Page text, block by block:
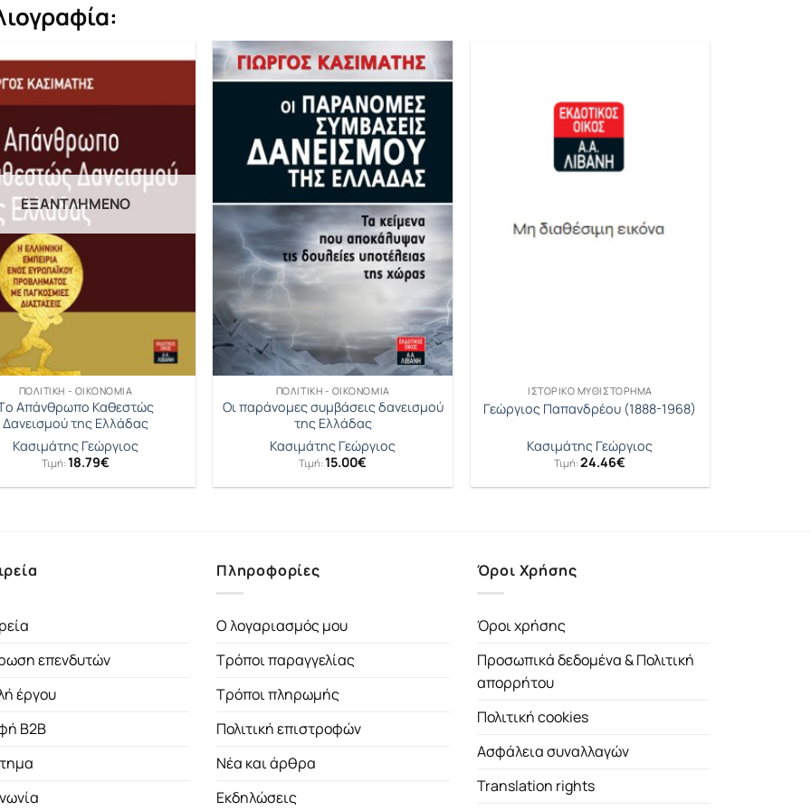
ΕΞΑΝΤΛΗΜΈΝΟ
ΠΟΛΙΤΙΚΉ - ΟΙΚΟΝΟΜΊΑ
Απάνθρωπο Καθεστώς
Δανεισμού της Ελλάδας
Κασιμάτης Γεώργιος
Τιμή:18.79€
ΠΟΛΙΤΙΚΉ - ΟΙΚΟΝΟΜΊΑ
Οι παράνομες συμβάσεις δανεισμού
της Ελλάδας
Κασιμάτης Γεώργιος
Τιμή:15.00€
ΙΣΤΟΡΙΚΌ ΜΥΘΙΣΤΌΡΗΜΑ
Γεώργιος Παπανδρέου (1888-1968)
Κασιμάτης Γεώργιος
Τιμή:24.46€
επενδυτών
έργου
B2B
Πληροφορίες
Ο λογαριασμός μου
Τρόποι παραγγελίας
Τρόποι πληρωμής
Πολιτική επιστροφών
Νέα και άρθρα
Εκδηλώσεις
Όροι Χρήσης
Όροι χρήσης
Προσωπικά δεδομένα & Πολιτική
απορρήτου
Πολιτική cookies
Ασφάλεια συναλλαγών
Translation rights